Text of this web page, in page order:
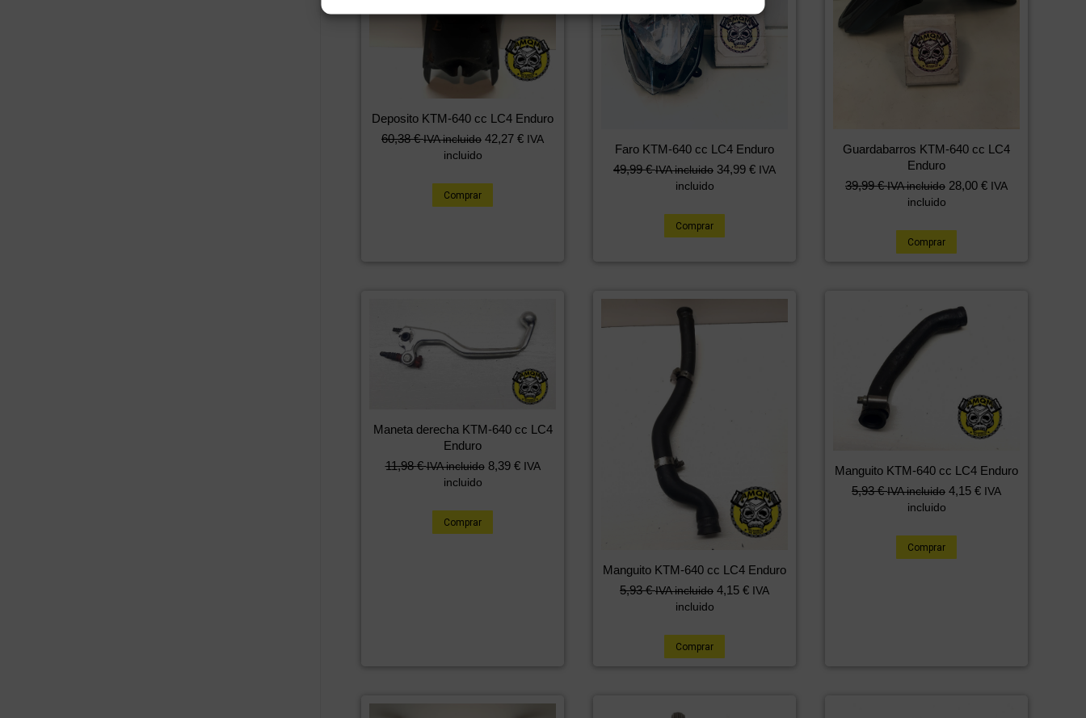
Deposito KTM-640 cc LC4 Enduro
60,38€ IVA incluido 42,27 € IVA
incluido
Comprar
Faro KTM-640 cc LC4 Enduro
49,99€ IVA incluido 34,99 € IVA
incluido
Comprar
Guardabarros KTM-640 cc LC4
Enduro
39,99€ IVA incluido 28,00 € IVA
incluido
Comprar
Maneta derecha KTM-640 cc LC4
Enduro
11,98€ IVA incluido 8,39 € IVA
incluido
Comprar
Manguito KTM-640 cc LC4 Enduro
5,93€ IVA incluido 4,15 € IVA
incluido
Comprar
Manguito KTM-640 cc LC4 Enduro
5,93€ IVA incluido 4,15 € IVA
incluido
Comprar